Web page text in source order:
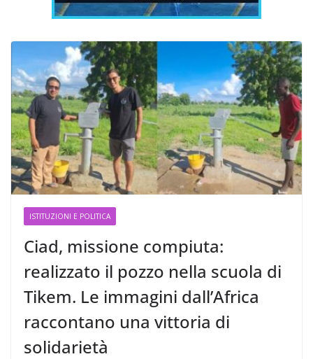
ISTITUZIONI E POLITICA
Ciad, missione compiuta:
realizzato il pozzo nella scuola di
Tikem. Le immagini dall’Africa
raccontano una vittoria di
solidarietà